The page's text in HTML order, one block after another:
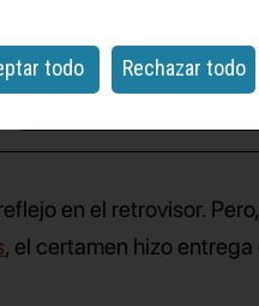
en el retrovisor.
, el certamen hizo
todo Rechazar todo